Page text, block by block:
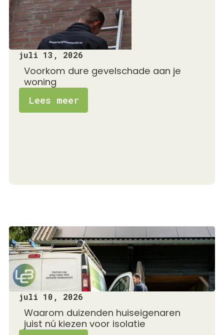
juli 13, 2026
Voorkom dure gevelschade aan je
woning
Lees meer
juli 10, 2026
Waarom duizenden huiseigenaren
juist nú kiezen voor isolatie